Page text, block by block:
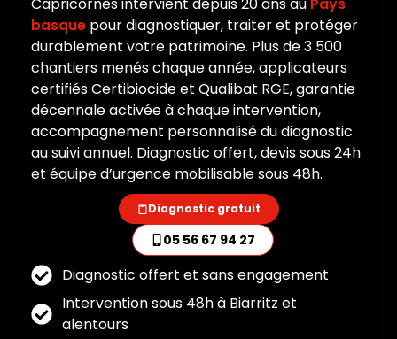
basque pour diagnostiquer, traiter et protéger
durablement votre patrimoine. Plus de 3 500
chantiers menés chaque année, applicateurs
certifiés Certibiocide et Qualibat RGE, garantie
décennale activée à chaque intervention,
accompagnement personnalisé du diagnostic
au suivi annuel. Diagnostic offert, devis sous 24h
et équipe d’urgence mobilisable sous 48h.
Diagnostic gratuit
05 56 67 94 27
Diagnostic offert et sans engagement
Intervention sous 48h à Biarritz et
alentours